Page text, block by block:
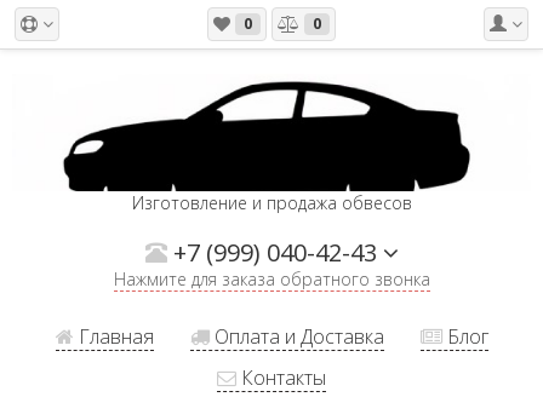
0 0
Изготовление и продажа обвесов
+7 (999) 040-42-43
Нажмите для заказа обратного звонка
Главная Оплата и Доставка
Блог
Контакты